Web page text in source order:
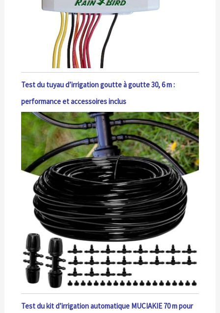
Test du tuyau d’irrigation goutte à goutte 30, 6 m :
performance et accessoires inclus
Test du kit d’irrigation automatique MUCIAKIE 70 m pour